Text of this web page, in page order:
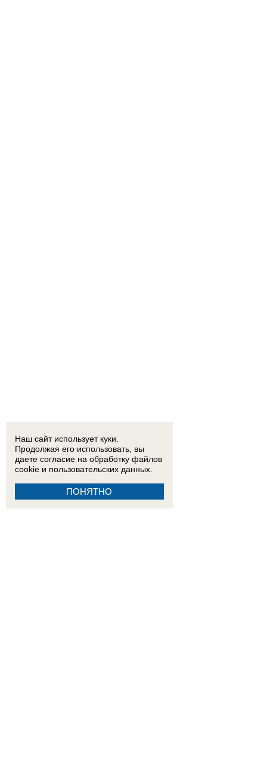
Наш сайт использует куки.
Продолжая его использовать, вы
даете согласие на обработку файлов
cookie и пользовательских данных.
ПОНЯТНО